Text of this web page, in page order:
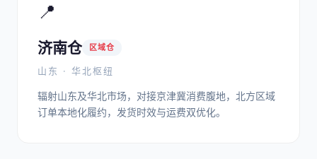
📍
济南仓 区域仓
山东 · 华北枢纽
辐射山东及华北市场，对接京津冀消费腹地，北方区域
订单本地化履约，发货时效与运费双优化。